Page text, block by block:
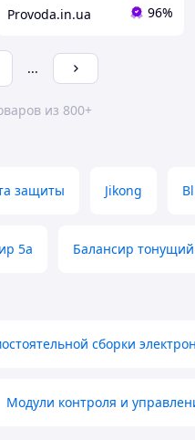
Provoda.in.ua 96%
...
из 800+
защиты Jikong
5а Балансир тонущий
сборки
Модули контроля и